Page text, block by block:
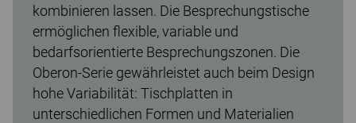
kombinieren lassen. Die Besprechungstische
ermöglichen flexible, variable und
bedarfsorientierte Besprechungszonen. Die
Oberon-Serie gewährleistet auch beim Design
hohe Variabilität: Tischplatten in
unterschiedlichen Formen und Materialien